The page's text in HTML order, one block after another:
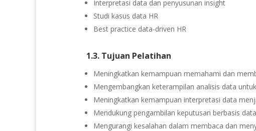
Interpretasi data dan penyusunan insight
Studi kasus data HR
Best practice data-driven HR
1.3. Tujuan Pelatihan
Meningkatkan kemampuan memahami dan
Mengembangkan keterampilan analisis data
Meningkatkan kemampuan interpretasi data
Mendukung pengambilan keputusan berbasis
Mengurangi kesalahan dalam membaca dan